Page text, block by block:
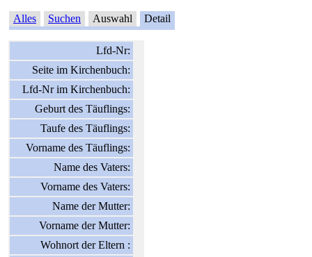
Alles Suchen Auswahl Detail
Lfd-Nr:
Seite im Kirchenbuch:
Lfd-Nr im Kirchenbuch:
Geburt des Täuflings:
Taufe des Täuflings:
Vorname des Täuflings:
Name des Vaters:
Vorname des Vaters:
Name der Mutter:
Vorname der Mutter:
Wohnort der Eltern :